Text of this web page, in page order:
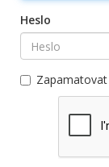
Heslo